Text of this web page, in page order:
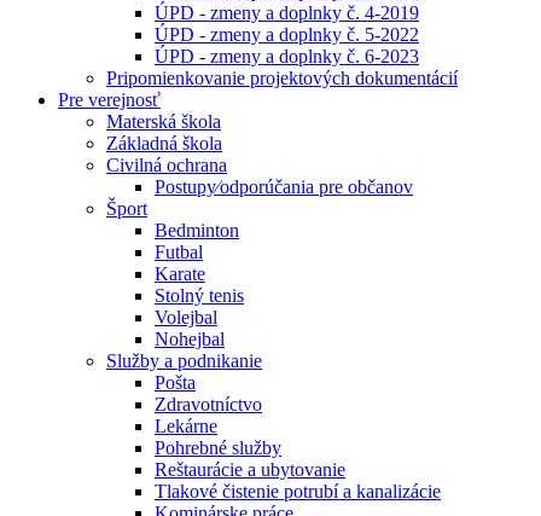
ÚPD - zmeny a doplnky č. 4-2019
ÚPD - zmeny a doplnky č. 5-2022
ÚPD - zmeny a doplnky č. 6-2023
Pripomienkovanie projektových dokumentácií
Pre verejnosť
Materská škola
Základná škola
Civilná ochrana
Postupy⁄odporúčania pre občanov
Šport
Bedminton
Futbal
Karate
Stolný tenis
Volejbal
Nohejbal
Služby a podnikanie
Pošta
Zdravotníctvo
Lekárne
Pohrebné služby
Reštaurácie a ubytovanie
Tlakové čistenie potrubí a kanalizácie